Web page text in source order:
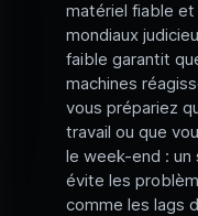
matériel fiable
mondiaux
faible garantit
machines
vous prépariez
travail ou que
le week-end :
évite les
comme les lags